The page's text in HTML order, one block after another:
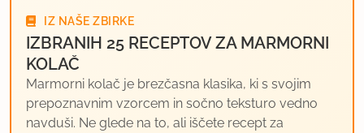
IZ NAŠE ZBIRKE
IZBRANIH 25 RECEPTOV ZA MARMORNI
KOLAČ
Marmorni kolač je brezčasna klasika, ki s svojim
prepoznavnim vzorcem in sočno teksturo vedno
navduši. Ne glede na to, ali iščete recept za